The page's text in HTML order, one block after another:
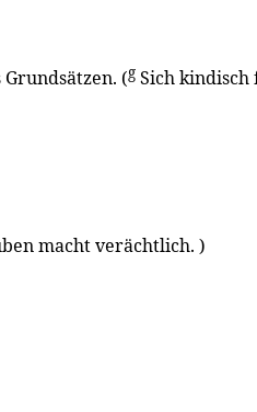
(g Sich
macht verächtlich. )